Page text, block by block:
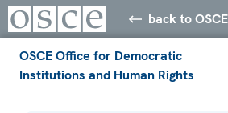
back to OSCE
OSCE Office for Democratic
Institutions and Human Rights